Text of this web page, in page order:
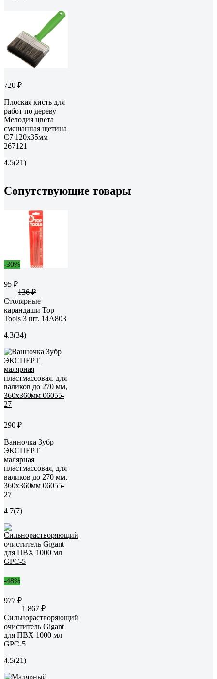
720 ₽
Плоская кисть для
работ по дереву
Мелодия цвета
смешанная щетина
С7 120х35мм
267121
4.5(21)
Сопутствующие товары
-30%
95 ₽
136 ₽
Столярные
карандаши Top
Tools 3 шт. 14A803
4.3(34)
290 ₽
Ванночка Зубр
ЭКСПЕРТ
малярная
пластмассовая, для
валиков до 270 мм,
360x360мм 06055-
27
4.7(7)
-48%
977 ₽
1 867 ₽
Сильнорастворяющий
очиститель Gigant
для ПВХ 1000 мл
GPC-5
4.5(21)